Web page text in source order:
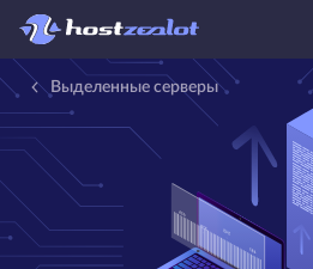
Выделенные серверы